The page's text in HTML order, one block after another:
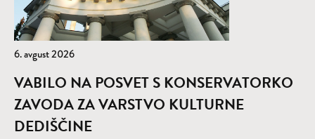
6. avgust 2026
VABILO NA POSVET S KONSERVATORKO
ZAVODA ZA VARSTVO KULTURNE
DEDIŠČINE